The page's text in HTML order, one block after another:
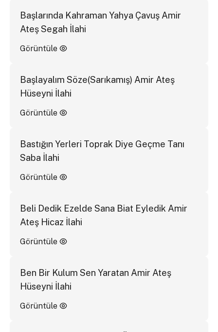
Başlarında Kahraman Yahya Çavuş Amir
Ateş Segah İlahi
Görüntüle
Başlayalım Söze(Sarıkamış) Amir Ateş
Hüseyni İlahi
Görüntüle
Bastığın Yerleri Toprak Diye Geçme Tanı
Saba İlahi
Görüntüle
Beli Dedik Ezelde Sana Biat Eyledik Amir
Ateş Hicaz İlahi
Görüntüle
Ben Bir Kulum Sen Yaratan Amir Ateş
Hüseyni İlahi
Görüntüle